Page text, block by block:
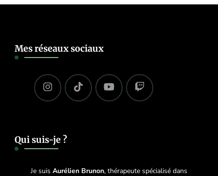
Mes réseaux sociaux
Qui suis-je ?
Je suis Aurélien Brunon, thérapeute spécialisé dans